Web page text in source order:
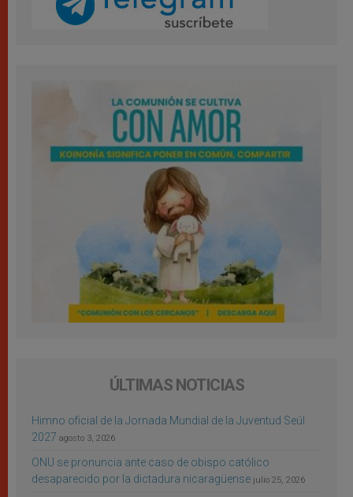
ÚLTIMAS NOTICIAS
Himno oficial de la Jornada Mundial de la Juventud Seúl
2027 agosto 3, 2026
ONU se pronuncia ante caso de obispo católico
desaparecido por la dictadura nicaragüense julio 25, 2026